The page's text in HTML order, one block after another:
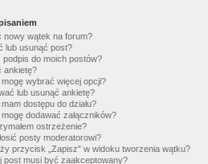
nowy wątek na forum?
lub usunąć post?
podpis do moich postów?
ankietę?
mogę wybrać więcej opcji?
lub usunąć ankietę?
dostępu do działu?
dodawać załączników?
ostrzeżenie?
posty moderatorowi?
przycisk „Zapisz” w widoku tworzenia wątku?
post musi być zaakceptowany?